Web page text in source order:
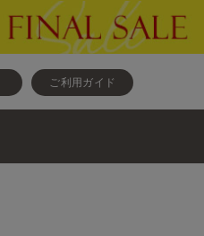
ご利用ガイド